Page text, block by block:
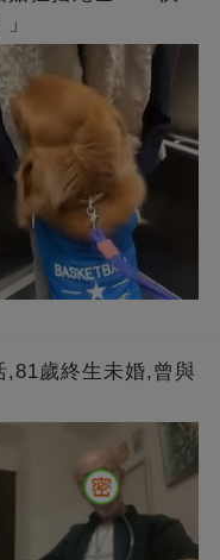
,81歲終生未婚,曾與